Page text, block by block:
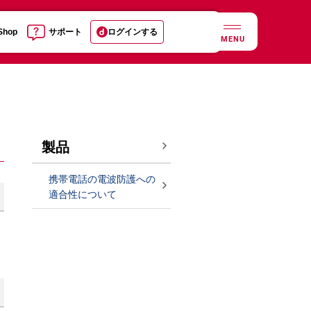
サポート ログインする
MENU
製品
携帯電話の電波防護への
適合性について